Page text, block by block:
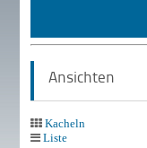
Ansichten
Kacheln
Liste